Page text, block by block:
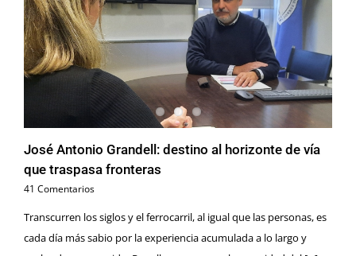
José Antonio Grandell: destino al horizonte de vía
que traspasa fronteras
41 Comentarios
Transcurren los siglos y el ferrocarril, al igual que las personas, es
cada día más sabio por la experiencia acumulada a lo largo y